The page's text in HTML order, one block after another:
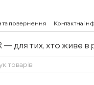
та повернення Контактна
— для тих, хто живе в